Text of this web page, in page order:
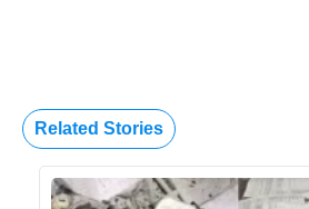
Related Stories